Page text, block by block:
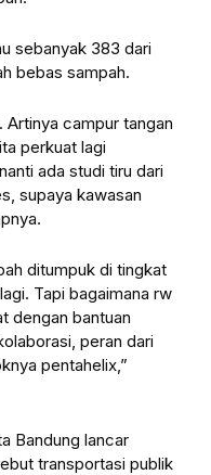
sebanyak 383 dari
bebas sampah.
Artinya campur tangan
perkuat lagi
ada studi tiru dari
supaya kawasan
ditumpuk di tingkat
Tapi bagaimana rw
dengan bantuan
peran dari
pentahelix,”
Bandung lancar
transportasi publik